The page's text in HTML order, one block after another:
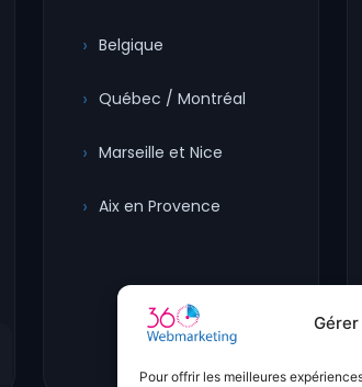
Pour offrir les meilleures
Belgique
Québec / Montréal
Marseille et Nice
Aix en Provence